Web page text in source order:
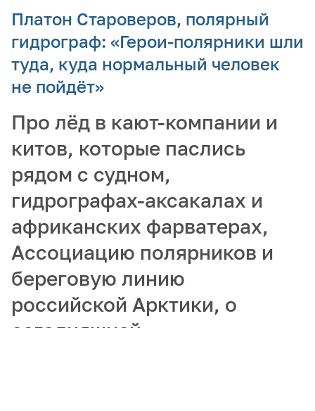
Платон Староверов, полярный
гидрограф: «Герои-полярники шли
туда, куда нормальный человек
не пойдёт»
Про лёд в кают-компании и
китов, которые паслись
рядом с судном,
гидрографах-аксакалах и
африканских фарватерах,
Ассоциацию полярников и
береговую линию
российской Арктики, о
сегодняшней